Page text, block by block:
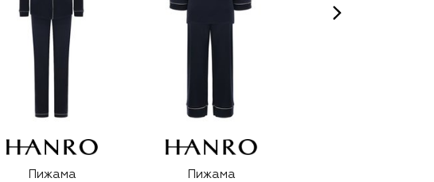
Пижама
Пижама